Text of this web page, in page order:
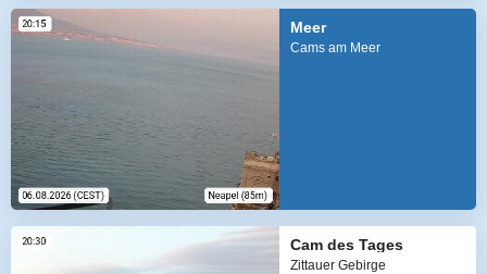
Meer
Cams am Meer
Cam des Tages
Zittauer Gebirge